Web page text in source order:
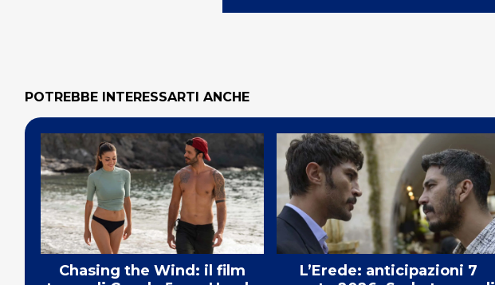
POTREBBE INTERESSARTI ANCHE
Chasing the Wind: il film
L’Erede: anticipazioni 7